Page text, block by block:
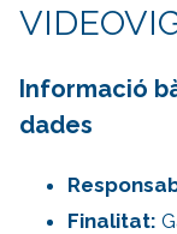
Informació
dades
Finalitat: